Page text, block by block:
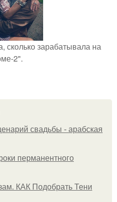
сколько зарабатывала на
2".
свадьбы - арабская
перманентного
КАК Подобрать Тени